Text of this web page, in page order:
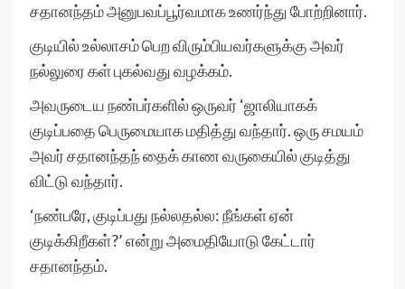
சதானந்தம் அனுபவப்பூர்வமாக உணர்ந்து போற்றினார்.
குடியில் உல்லாசம் பெற விரும்பியவர்களுக்கு அவர்
நல்லுரை கள் புகல்வது வழக்கம்.
அவருடைய நண்பர்களில் ஒருவர் ‘ஜாலியாகக்
குடிப்பதை பெருமையாக மதித்து வந்தார். ஒரு சமயம்
அவர் சதானந்தந் தைக் காண வருகையில் குடித்து
விட்டு வந்தார்.
‘நண்பரே, குடிப்பது நல்லதல்ல: நீங்கள் ஏன்
குடிக்கிறீகள்?’ என்று அமைதியோடு கேட்டார்
சதானந்தம்.